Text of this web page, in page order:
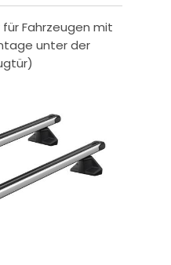
Fahrzeugen mit
unter der